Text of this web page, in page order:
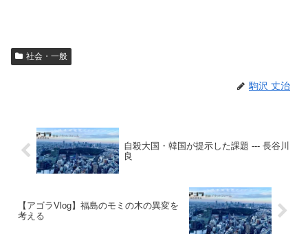
社会・一般
駒沢 丈治
自殺大国・韓国が提示した課題 --- 長谷川
良
【アゴラVlog】福島のモミの木の異変を
考える